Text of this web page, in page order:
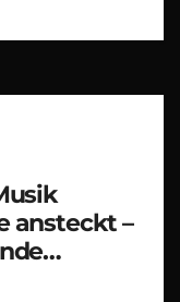
ansteckt –